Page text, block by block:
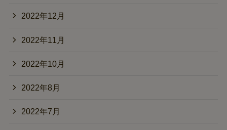
2022年12月
2022年11月
2022年10月
2022年8月
2022年7月